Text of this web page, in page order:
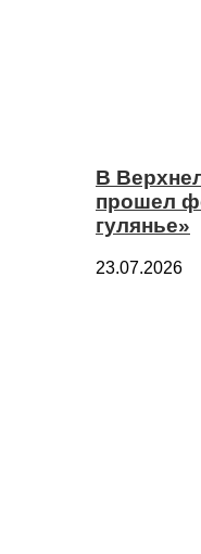
В
прошел
гулянье»
23.07.2026